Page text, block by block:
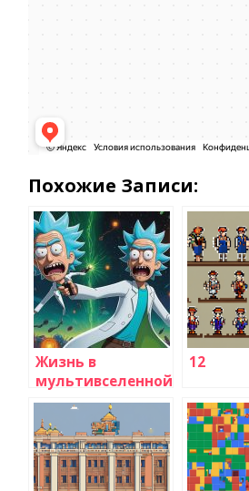
Похожие Записи:
Жизнь в
мультивселенной:
вселенная «Рик и
Морти»
12